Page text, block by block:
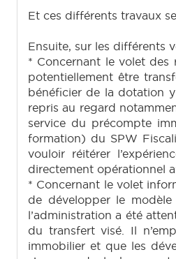
Et ces différents travaux
Ensuite, sur les différents
* Concernant le volet des
potentiellement être
bénéficier de la dotation
repris au regard
service du précompte
formation) du SPW
vouloir réitérer
directement opérationnel
* Concernant le volet
de développer le
l’administration a été
du transfert visé. Il
immobilier et que les